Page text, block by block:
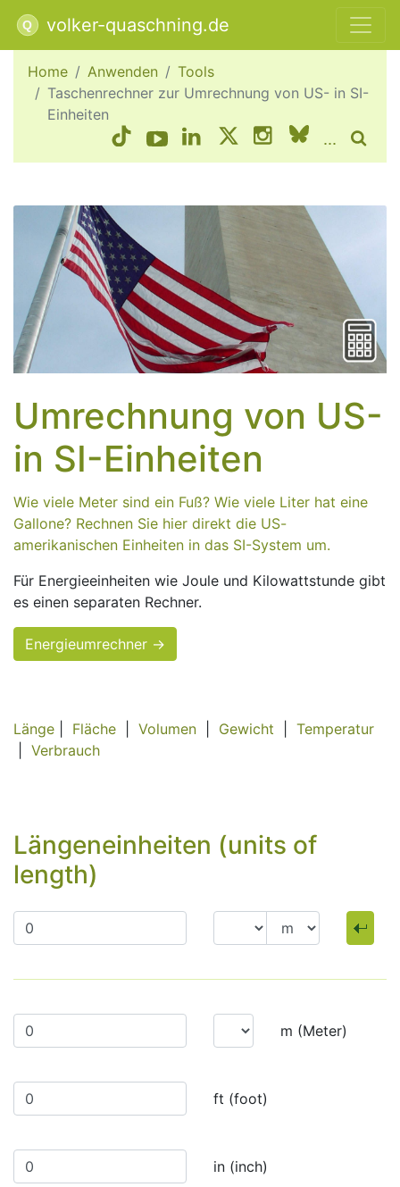
volker-quaschning.de
Home Anwenden
Tools
Taschenrechner zur Umrechnung von US- in SI-
Einheiten
...
Umrechnung von US-
in SI-Einheiten
Wie viele Meter sind ein Fuß? Wie viele Liter hat eine
Gallone? Rechnen Sie hier direkt die US-
amerikanischen Einheiten in das SI-System um.
Für Energieeinheiten wie Joule und Kilowattstunde gibt
es einen separaten Rechner.
Energieumrechner →
Länge Fläche Volumen Gewicht
Temperatur
Verbrauch
Längeneinheiten (units of
length)
m (Meter)
ft (foot)
in (inch)